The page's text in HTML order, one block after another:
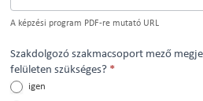
A képzési program PDF-re mutató URL
Szakdolgozó szakmacsoport mező
felületen szükséges? *
igen